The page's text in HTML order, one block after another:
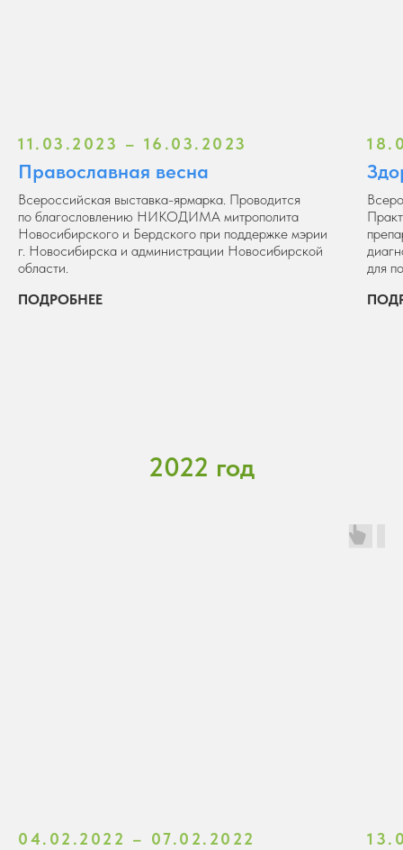
11.03.2023 – 16.03.2023
Православная весна
Всероссийская выставка-ярмарка. Проводится
по благословлению НИКОДИМА митрополита
Новосибирского и Бердского при поддержке мэрии
г. Новосибирска и администрации Новосибирской
области.
ПОДРОБНЕЕ
для
2022 год
04.02.2022 – 07.02.2022